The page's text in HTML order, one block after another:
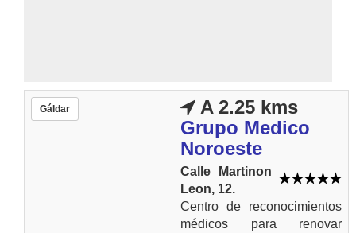
Gáldar
A 2.25 kms
Grupo Medico
Noroeste
Calle Martinon
Leon, 12.
Centro de reconocimientos
médicos para renovar